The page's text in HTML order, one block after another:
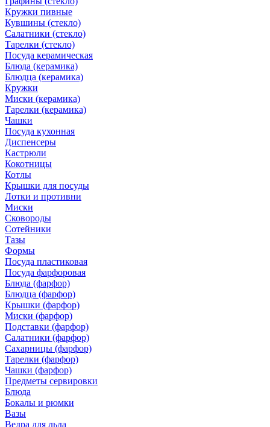
Кружки пивные
Кувшины (стекло)
Салатники (стекло)
Тарелки (стекло)
Посуда керамическая
Блюда (керамика)
Блюдца (керамика)
Кружки
Миски (керамика)
Тарелки (керамика)
Чашки
Посуда кухонная
Диспенсеры
Кастрюли
Кокотницы
Котлы
Крышки для посуды
Лотки и противни
Миски
Сковороды
Сотейники
Тазы
Формы
Посуда пластиковая
Посуда фарфоровая
Блюда (фарфор)
Блюдца (фарфор)
Крышки (фарфор)
Миски (фарфор)
Подставки (фарфор)
Салатники (фарфор)
Сахарницы (фарфор)
Тарелки (фарфор)
Чашки (фарфор)
Предметы сервировки
Блюда
Бокалы и рюмки
Вазы
Ведра для льда